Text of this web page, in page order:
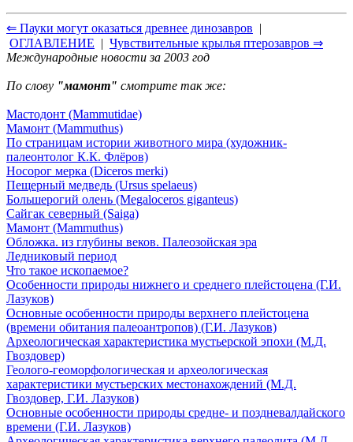
⇐ Пауки могут оказаться древнее динозавров |
ОГЛАВЛЕНИЕ | Чувствительные крылья птерозавров ⇒
Международные новости за 2003 год
По слову "мамонт" смотрите так же:
Мастодонт (Mammutidae)
Мамонт (Mammuthus)
По страницам истории животного мира (художник-
палеонтолог К.К. Флёров)
Носорог мерка (Diceros merki)
Пещерный медведь (Ursus spelaeus)
Большерогий олень (Megaloceros giganteus)
Сайгак северный (Saiga)
Мамонт (Mammuthus)
Обложка. из глубины веков. Палеозойская эра
Ледниковый период
Что такое ископаемое?
Особенности природы нижнего и среднего плейстоцена (Г.И.
Лазуков)
Основные особенности природы верхнего плейстоцена
(времени обитания палеоантропов) (Г.И. Лазуков)
Археологическая характеристика мустьерской эпохи (М.Д.
Гвоздовер)
Геолого-геоморфологическая и археологическая
характеристики мустьерских местонахождений (М.Д.
Гвоздовер, Г.И. Лазуков)
Основные особенности природы средне- и поздневалдайского
времени (Г.И. Лазуков)